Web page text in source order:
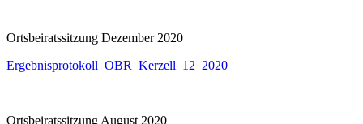
Ortsbeiratssitzung Dezember 2020
Ergebnisprotokoll_OBR_Kerzell_12_2020
Ortsbeiratssitzung August 2020